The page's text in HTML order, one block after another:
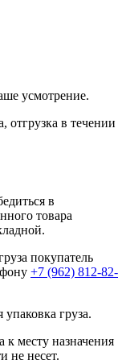
усмотрение.
отгрузка в течении
в
товара
покупатель
+7 (962) 812-82-
груза.
к месту назначения
не несет.